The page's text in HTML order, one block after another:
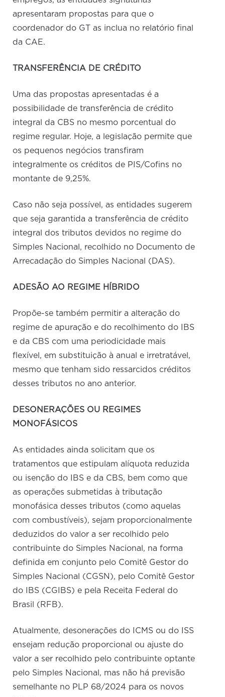
apresentaram propostas para que o
coordenador do GT as inclua no relatório final
da CAE.
TRANSFERÊNCIA DE CRÉDITO
Uma das propostas apresentadas é a
possibilidade de transferência de crédito
integral da CBS no mesmo porcentual do
regime regular. Hoje, a legislação permite que
os pequenos negócios transfiram
integralmente os créditos de PIS/Cofins no
montante de 9,25%.
Caso não seja possível, as entidades sugerem
que seja garantida a transferência de crédito
integral dos tributos devidos no regime do
Simples Nacional, recolhido no Documento de
Arrecadação do Simples Nacional (DAS).
ADESÃO AO REGIME HÍBRIDO
Propõe-se também permitir a alteração do
regime de apuração e do recolhimento do IBS
e da CBS com uma periodicidade mais
flexível, em substituição à anual e irretratável,
mesmo que tenham sido ressarcidos créditos
desses tributos no ano anterior.
DESONERAÇÕES OU REGIMES
MONOFÁSICOS
As entidades ainda solicitam que os
tratamentos que estipulam alíquota reduzida
ou isenção do IBS e da CBS, bem como que
as operações submetidas à tributação
monofásica desses tributos (como aquelas
com combustíveis), sejam proporcionalmente
deduzidos do valor a ser recolhido pelo
contribuinte do Simples Nacional, na forma
definida em conjunto pelo Comitê Gestor do
Simples Nacional (CGSN), pelo Comitê Gestor
do IBS (CGIBS) e pela Receita Federal do
Brasil (RFB).
Atualmente, desonerações do ICMS ou do ISS
ensejam redução proporcional ou ajuste do
valor a ser recolhido pelo contribuinte optante
pelo Simples Nacional, mas não há previsão
semelhante no PLP 68/2024 para os novos